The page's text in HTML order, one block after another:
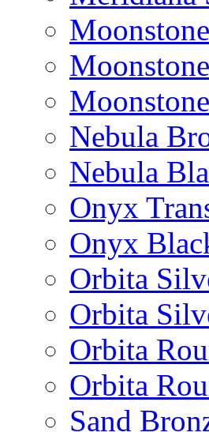
Nebula
Nebula
Onyx
Onyx
Orbita
Orbita
Orbita
Orbita
Sand